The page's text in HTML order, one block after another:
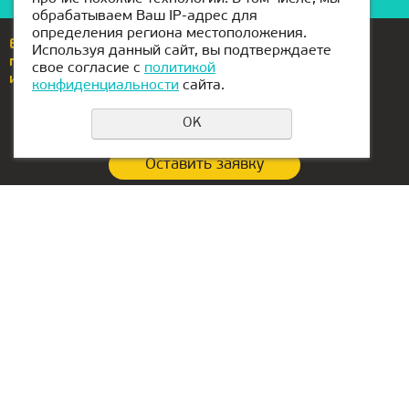
Еcли у вас возникли вопросы или предложения,
позвоните по номеру +992112400400
или напишите намdushanbe@kiber1.com
Оставить заявку
обрабатываем Ваш IP-адрес для
определения региона местоположения.
Используя данный сайт, вы подтверждаете
свое согласие с политикой
конфиденциальности сайта.
OK